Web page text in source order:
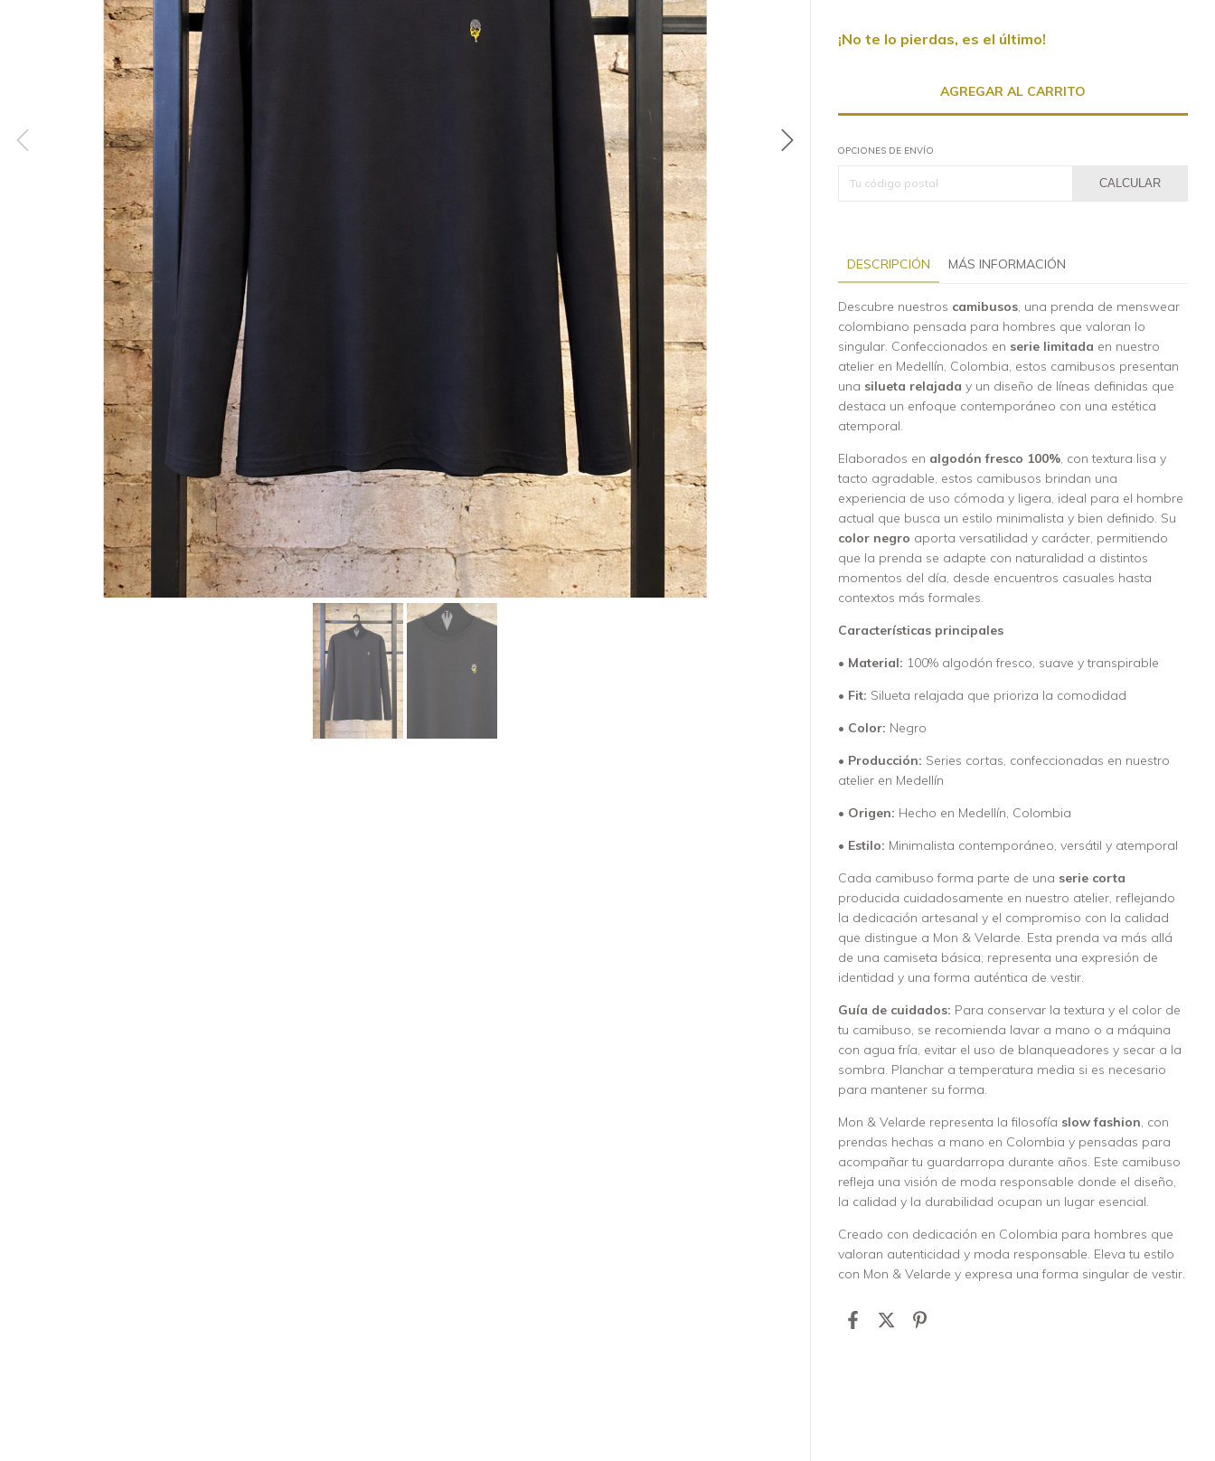
¡No te lo pierdas, es el último!
OPCIONES DE ENVÍO
CALCULAR
DESCRIPCIÓN MÁS INFORMACIÓN
Descubre nuestros camibusos, una prenda de menswear
colombiano pensada para hombres que valoran lo
singular. Confeccionados en serie limitada en nuestro
atelier en Medellín, Colombia, estos camibusos presentan
una silueta relajada y un diseño de líneas definidas que
destaca un enfoque contemporáneo con una estética
atemporal.
Elaborados en algodón fresco 100%, con textura lisa y
tacto agradable, estos camibusos brindan una
experiencia de uso cómoda y ligera, ideal para el hombre
actual que busca un estilo minimalista y bien definido. Su
color negro aporta versatilidad y carácter, permitiendo
que la prenda se adapte con naturalidad a distintos
momentos del día, desde encuentros casuales hasta
contextos más formales.
Características principales
• Material: 100% algodón fresco, suave y transpirable
• Fit: Silueta relajada que prioriza la comodidad
• Color: Negro
• Producción: Series cortas, confeccionadas en nuestro
atelier en Medellín
• Origen: Hecho en Medellín, Colombia
• Estilo: Minimalista contemporáneo, versátil y atemporal
Cada camibuso forma parte de una serie corta
producida cuidadosamente en nuestro atelier, reflejando
la dedicación artesanal y el compromiso con la calidad
que distingue a Mon & Velarde. Esta prenda va más allá
de una camiseta básica; representa una expresión de
identidad y una forma auténtica de vestir.
Guía de cuidados: Para conservar la textura y el color de
tu camibuso, se recomienda lavar a mano o a máquina
con agua fría, evitar el uso de blanqueadores y secar a la
sombra. Planchar a temperatura media si es necesario
para mantener su forma.
Mon & Velarde representa la filosofía slow fashion, con
prendas hechas a mano en Colombia y pensadas para
acompañar tu guardarropa durante años. Este camibuso
refleja una visión de moda responsable donde el diseño,
la calidad y la durabilidad ocupan un lugar esencial.
Creado con dedicación en Colombia para hombres que
valoran autenticidad y moda responsable. Eleva tu estilo
con Mon & Velarde y expresa una forma singular de vestir.